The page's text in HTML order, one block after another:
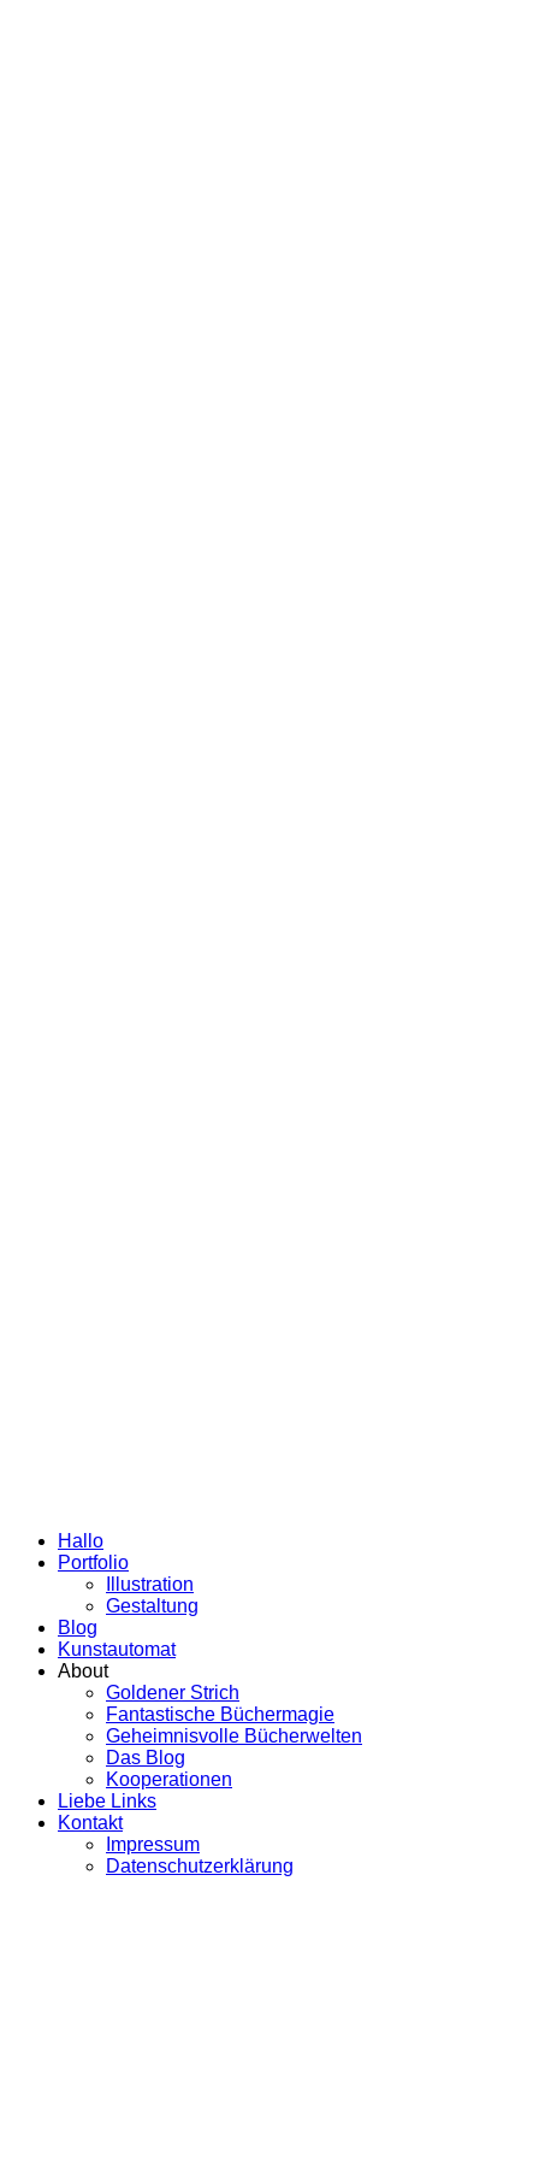
Hallo
Portfolio
Illustration
Gestaltung
Blog
Kunstautomat
About
Goldener Strich
Fantastische Büchermagie
Geheimnisvolle Bücherwelten
Das Blog
Kooperationen
Liebe Links
Kontakt
Impressum
Datenschutzerklärung